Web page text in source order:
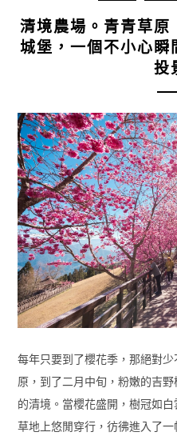
清境農場。青青草原
城堡，一個不小心瞬
投
每年只要到了櫻花季，那絕對
原，到了二月中旬，粉嫩的吉
的清境。當櫻花盛開，樹冠如
草地上悠閒穿行，彷彿進入了